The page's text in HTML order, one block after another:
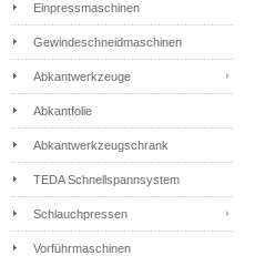
Einpressmaschinen
Gewindeschneidmaschinen
Abkantwerkzeuge
Abkantfolie
Abkantwerkzeugschrank
TEDA Schnellspannsystem
Schlauchpressen
Vorführmaschinen